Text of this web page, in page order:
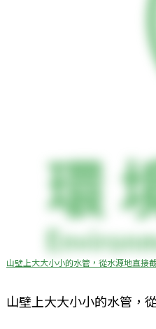
山壁上大大小小的水管，從水源地直接
山壁上大大小小的水管，